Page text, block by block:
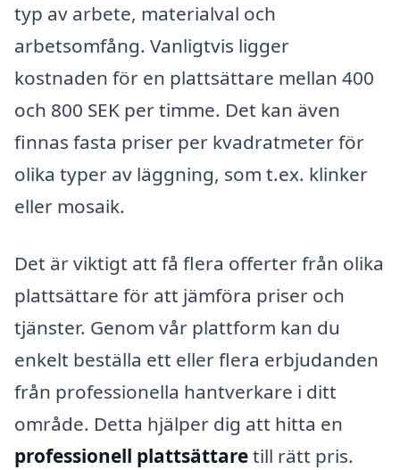
typ av arbete, materialval och
arbetsomfång. Vanligtvis ligger
kostnaden för en plattsättare mellan 400
och 800 SEK per timme. Det kan även
finnas fasta priser per kvadratmeter för
olika typer av läggning, som t.ex. klinker
eller mosaik.
Det är viktigt att få flera offerter från olika
plattsättare för att jämföra priser och
tjänster. Genom vår plattform kan du
enkelt beställa ett eller flera erbjudanden
från professionella hantverkare i ditt
område. Detta hjälper dig att hitta en
professionell plattsättaretill rätt pris.